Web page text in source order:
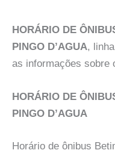
HORÁRIO DE
PINGO D’AGUA,
as informações sobre
HORÁRIO DE
PINGO D’AGUA
Horário de ônibus